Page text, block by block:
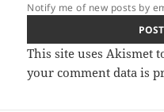
Notify me of new posts by
This site uses Akismet
your comment data is